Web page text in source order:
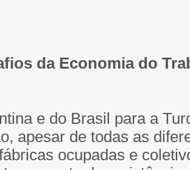
da Economia do
e do Brasil para a
apesar de todas as
ocupadas e